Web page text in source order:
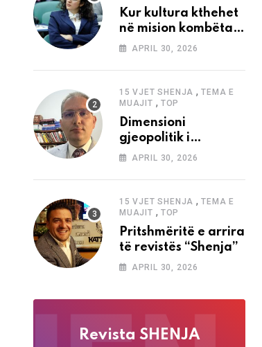
Kur kultura kthehet
në mision kombëtar
edhe në
APRIL 30, 2026
15 VJET SHENJA ,TEMA E
MUAJIT , TOP
Dimensioni
gjeopolitik i
analizave të Abdi
“Shenja”
APRIL 30, 2026
15 VJET SHENJA ,TEMA E
MUAJIT , TOP
Pritshmëritë e arrira
të revistës “Shenja”
APRIL 30, 2026
Revista SHENJA